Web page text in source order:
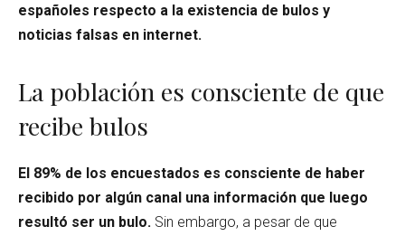
españoles respecto a la existencia de bulos y
noticias falsas en internet.
La población es consciente de que
recibe bulos
El 89% de los encuestados es consciente de haber
recibido por algún canal una información que luego
resultó ser un bulo. Sin embargo, a pesar de que